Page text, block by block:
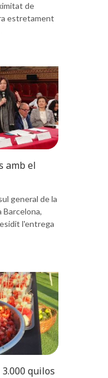
de
estretament
amb el
general de la
Barcelona,
l'entrega
quilos